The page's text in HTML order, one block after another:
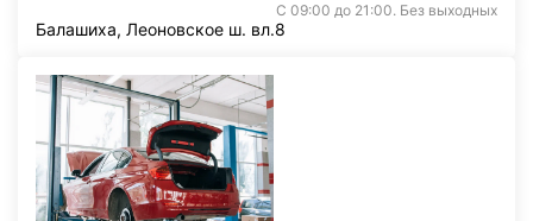
С 09:00 до 21:00. Без выходных
Балашиха, Леоновское ш. вл.8